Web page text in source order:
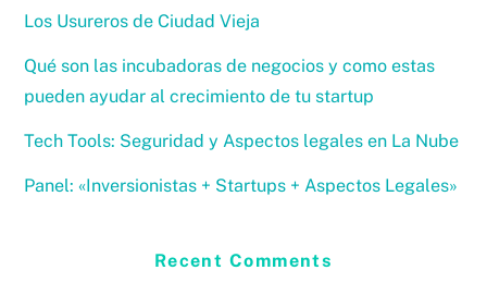
Los Usureros de Ciudad Vieja
Qué son las incubadoras de negocios y como estas
pueden ayudar al crecimiento de tu startup
Tech Tools: Seguridad y Aspectos legales en La Nube
Panel: «Inversionistas + Startups + Aspectos Legales»
Recent Comments